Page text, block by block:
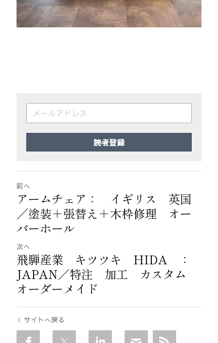
読者登録
前へ
アームチェア： イギリス 英国
／塗装＋張替え＋木枠修理 オー
バーホール
次へ
飛騨産業 キツツキ HIDA ：
JAPAN／特注 加工 カスタム
オーダーメイド
サイトへ戻る